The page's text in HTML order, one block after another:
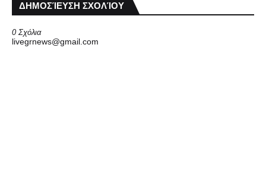
ΔΗΜΟΣΊΕΥΣΗ ΣΧΟΛΊΟΥ
0 Σχόλια
livegrnews@gmail.com